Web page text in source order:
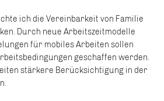
ich die Vereinbarkeit von Familie
Durch neue Arbeitszeitmodelle
für mobiles Arbeiten sollen
geschaffen werden.
stärkere Berücksichtigung in der